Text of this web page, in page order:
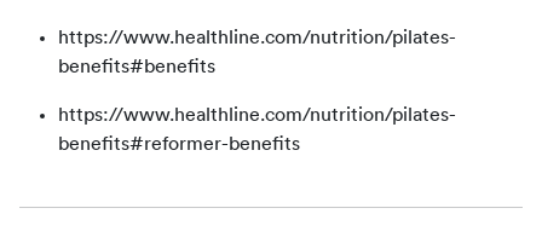
https://www.healthline.com/nutrition/pilates-
benefits#benefits
https://www.healthline.com/nutrition/pilates-
benefits#reformer-benefits